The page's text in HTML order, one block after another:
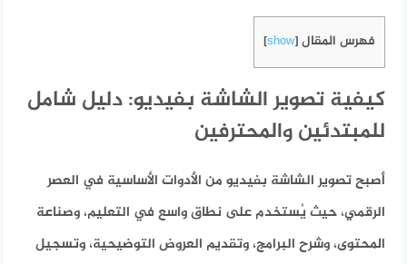
فهرس المقال [
show
]
كيفية تصوير الشاشة بفيديو: دليل شامل
للمبتدئين والمحترفين
أصبح تصوير الشاشة بفيديو من الأدوات الأساسية في العصر
الرقمي، حيث يُستخدم على نطاق واسع في التعليم، وصناعة
المحتوى، وشرح البرامج، وتقديم العروض التوضيحية، وتسجيل